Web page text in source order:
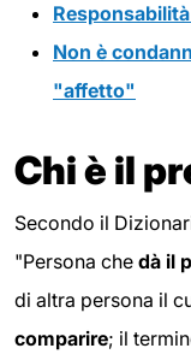
Non è
"affetto"
Chi è il
Secondo il
"Persona che dà il
di altra persona il
comparire; il